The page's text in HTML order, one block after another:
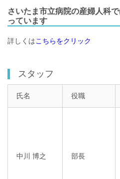
さいたま市立病院の産婦人科
っています
詳しくはこちらをクリック
スタッフ
氏名 役職
中川 博之 部長